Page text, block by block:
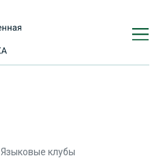
Языковые клубы